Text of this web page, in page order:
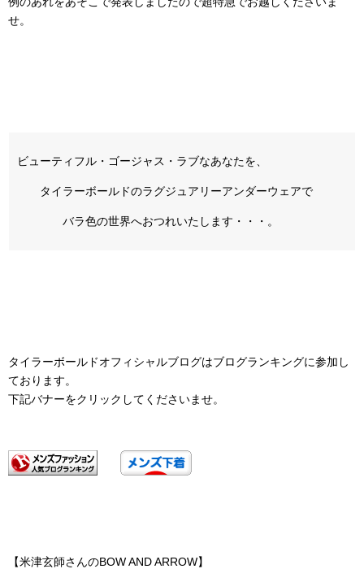
せ。
ビューティフル・ゴージャス・ラブなあなたを、
タイラーボールドのラグジュアリーアンダーウェアで
バラ色の世界へおつれいたします・・・。
タイラーボールドオフィシャルブログはブログランキングに参加し
ております。
下記バナーをクリックしてくださいませ。
【米津玄師さんのBOW AND ARROW】